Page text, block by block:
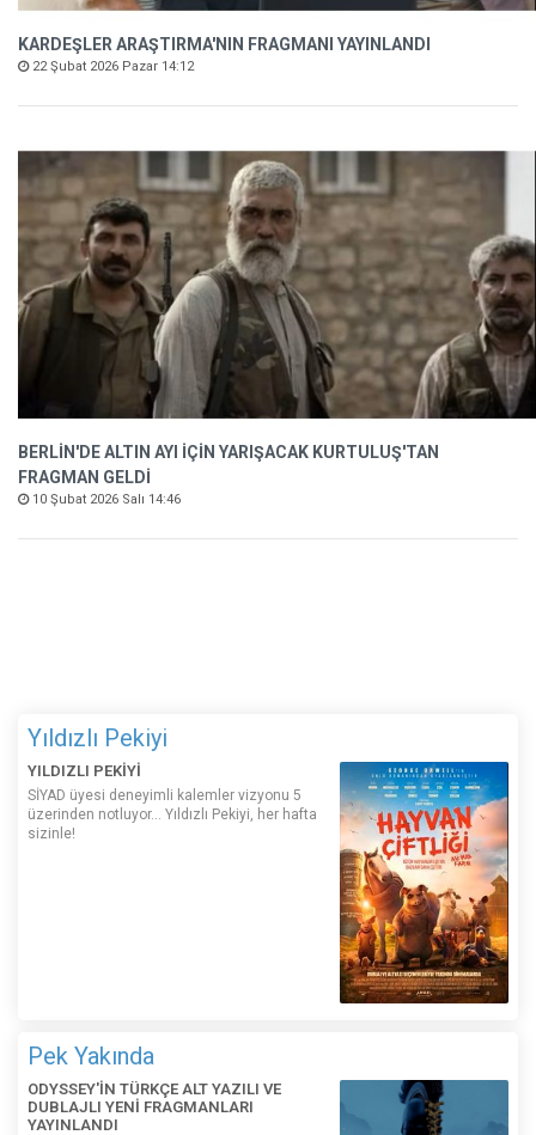
KARDEŞLER ARAŞTIRMA'NIN FRAGMANI YAYINLANDI
22 Şubat 2026 Pazar 14:12
BERLİN'DE ALTIN AYI İÇİN YARIŞACAK KURTULUŞ'TAN
FRAGMAN GELDİ
10 Şubat 2026 Salı 14:46
Yıldızlı Pekiyi
YILDIZLI PEKİYİ
SİYAD üyesi deneyimli kalemler vizyonu 5
üzerinden notluyor... Yıldızlı Pekiyi, her hafta
sizinle!
Pek Yakında
ODYSSEY'İN TÜRKÇE ALT YAZILI VE
DUBLAJLI YENİ FRAGMANLARI
YAYINLANDI